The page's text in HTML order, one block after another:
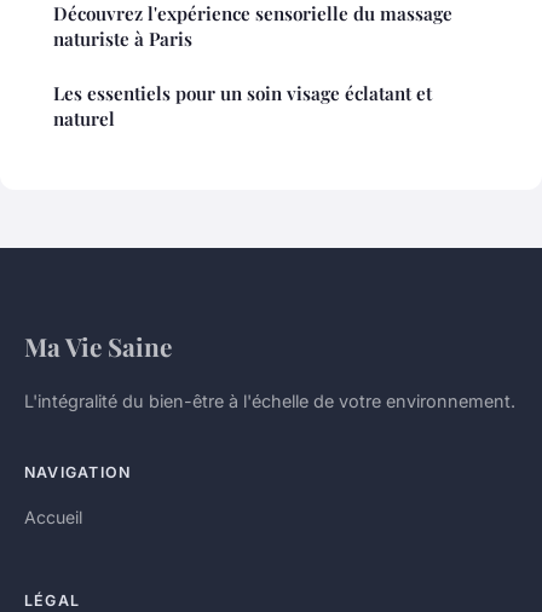
Découvrez l'expérience sensorielle du massage
naturiste à Paris
Les essentiels pour un soin visage éclatant et
naturel
Ma Vie Saine
L'intégralité du bien-être à l'échelle de votre environnement.
NAVIGATION
Accueil
LÉGAL